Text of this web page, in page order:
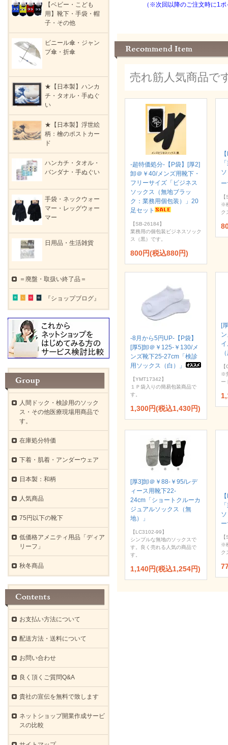
（※次回以降のご注文時に1
売れ筋人気商品で
-超特価処分-【P袋】[厚2]
卸＠￥40/メンズ用靴下・
フリーサイズ「ビジネス
ソックス（無地ブラッ
ク：業務用個包装）」20
足セット
【SB-26184】
業務用の個包装ビジネスソック
ス（黒）です。
800円(税込880円)
※
ク
-8月から5円UP-【P袋】
[厚5]卸＠￥125-￥130/メ
ンズ靴下25-27cm「検診
用ソックス（白）」
【YMT17342】
１Ｐ袋入りの簡易包装商品で
す。
1,300円(税込1,430円)
[
※
ー
[厚3]卸＠￥88-￥95/レデ
ィース用靴下22-
24cm「ショートクルーカ
ジュアルソックス（無
地）」
【LC3102-99】
シンプルな無地のソックスで
す。良く売れる人気の商品で
す。
1,140円(税込1,254円)
※
ク
【ベビー・こども
用】靴下・手袋・帽
子・その他
ビニール傘・ジャン
プ傘・折傘
★【日本製】ハンカ
チ・タオル・手ぬぐ
い
★【日本製】浮世絵
柄：檜のポストカー
ド
ハンカチ・タオル・
バンダナ・手ぬぐい
手袋・ネックウォー
マー・レッグウォー
マー
日用品・生活雑貨
＝廃盤・取扱い終了品＝
『ショップブログ』
人間ドック・検診用のソック
ス・その他医療現場用商品で
す。
在庫処分特価
下着・肌着・アンダーウェア
日本製：和柄
人気商品
75円以下の靴下
低価格アメニティ用品「ディア
リーフ」
秋冬商品
お支払い方法について
配送方法・送料について
お問い合わせ
良く頂くご質問Q&A
貴社の宣伝を無料で致します
ネットショップ開業作成サービ
スの比較